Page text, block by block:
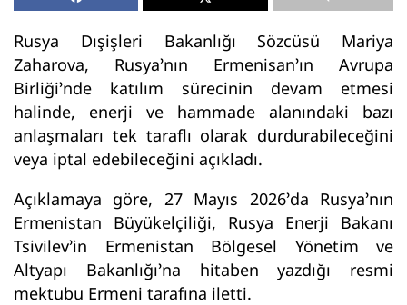
Rusya Dışişleri Bakanlığı Sözcüsü Mariya
Zaharova, Rusya’nın Ermenisan’ın Avrupa
Birliği’nde katılım sürecinin devam etmesi
halinde, enerji ve hammade alanındaki bazı
anlaşmaları tek taraflı olarak durdurabileceğini
veya iptal edebileceğini açıkladı.
Açıklamaya göre, 27 Mayıs 2026’da Rusya’nın
Ermenistan Büyükelçiliği, Rusya Enerji Bakanı
Tsivilev’in Ermenistan Bölgesel Yönetim ve
Altyapı Bakanlığı’na hitaben yazdığı resmi
mektubu Ermeni tarafına iletti.